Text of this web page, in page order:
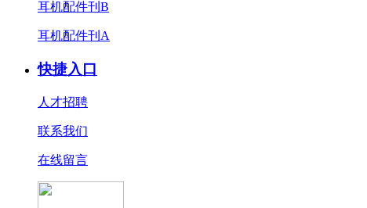
耳机配件刊B
耳机配件刊A
快捷入口
人才招聘
联系我们
在线留言